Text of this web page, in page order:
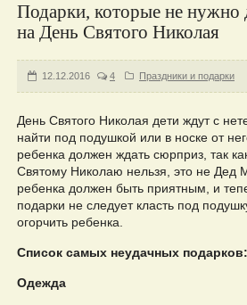
Подарки, которые не нужно
на День Святого Николая
12.12.2016 4 Праздники и подарки
День Святого Николая дети ждут с
найти под подушкой или в носке от
ребенка должен ждать сюрприз, так
Святому Николаю нельзя, это не Дед
ребенка должен быть приятным, и
подарки не следует класть под
огорчить ребенка.
Список самых неудачных подарков:
Одежда